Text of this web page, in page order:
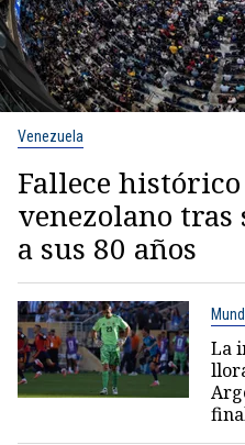
Venezuela
Fallece
venezolano
a sus 80 años
La